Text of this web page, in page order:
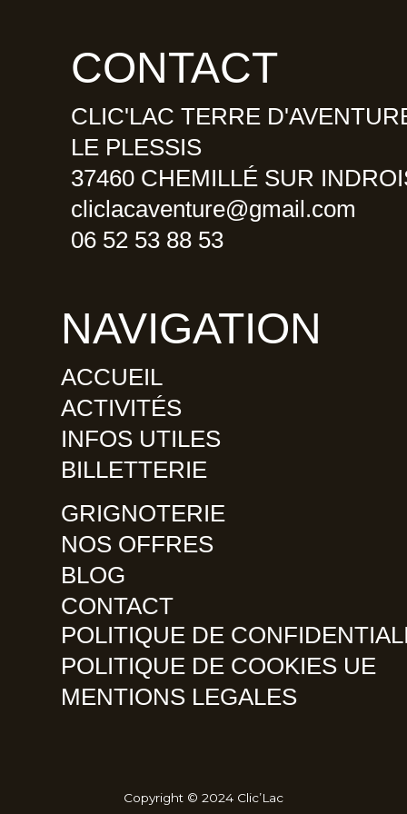
b
o
k
a
g
a
a
i
r
CONTACT
CLIC'LAC TERRE
LE PLESSIS
37460 CHEMILLÉ SUR
cliclacaventure@gmail.com
06 52 53 88 53
NAVIGATION
ACCUEIL
ACTIVITÉS
INFOS UTILES
BILLETTERIE
GRIGNOTERIE
NOS OFFRES
BLOG
CONTACT
POLITIQUE DE
POLITIQUE DE COOKIES UE
MENTIONS LEGALES
Copyright © 2024 Clic’Lac